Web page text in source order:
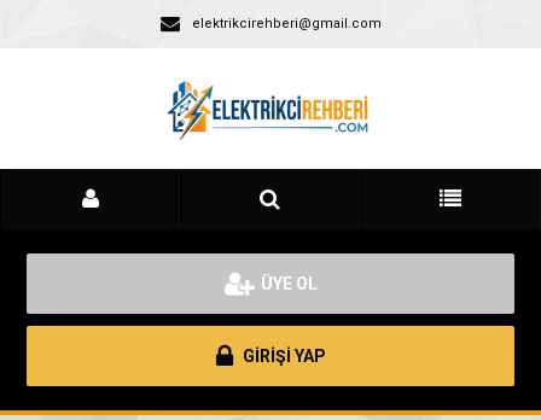
elektrikcirehberi@gmail.com
ÜYE OL
GİRİŞİ YAP